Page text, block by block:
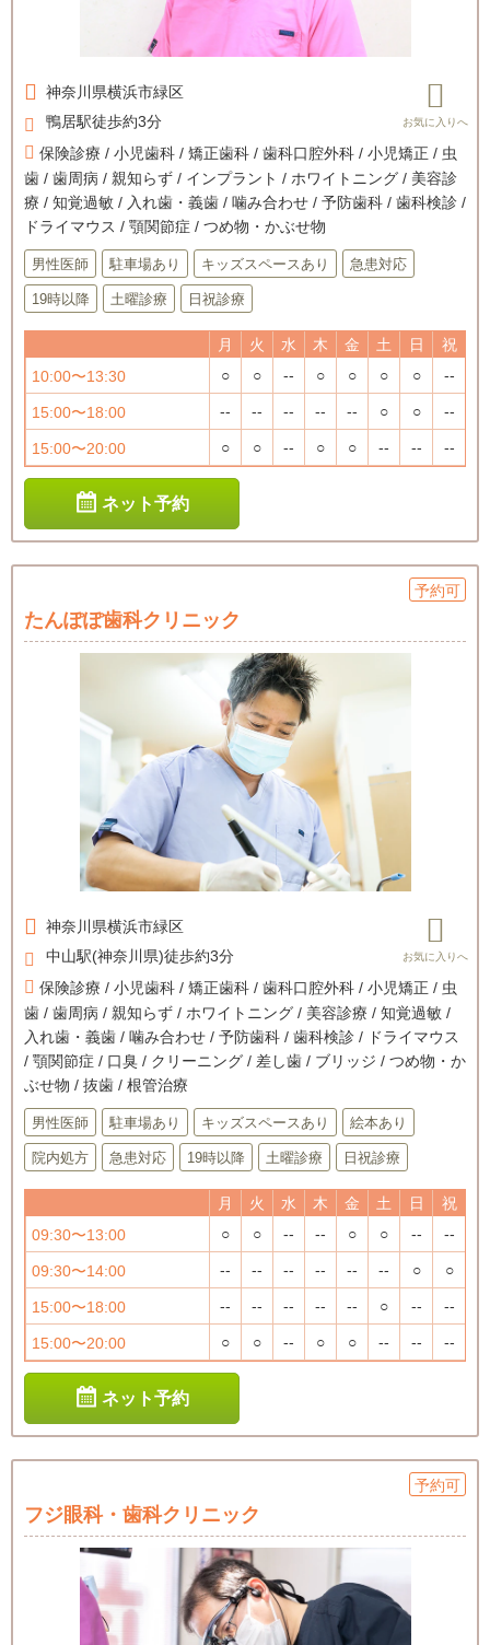
神奈川県横浜市緑区
鴨居駅徒歩約3分
保険診療 / 小児歯科 / 矯正歯科 / 歯科口腔外科 / 小児矯正 / 虫
歯 / 歯周病 / 親知らず / インプラント / ホワイトニング / 美容診
療 / 知覚過敏 / 入れ歯・義歯 / 噛み合わせ / 予防歯科 / 歯科検診 /
ドライマウス / 顎関節症 / つめ物・かぶせ物
男性医師 駐車場あり キッズスペースあり 急患対応
19時以降 土曜診療 日祝診療
月 火 水 木 金 土 日
祝
10:00〜13:30
○ ○ -- ○ ○ ○ ○ --
15:00〜18:00 -- -- -- -- -- ○ ○ --
15:00〜20:00 ○ ○ -- ○ ○ -- -- --
ネット予約
予約可
たんぽぽ歯科クリニック
神奈川県横浜市緑区
中山駅(神奈川県)徒歩約3分
保険診療 / 小児歯科 / 矯正歯科 / 歯科口腔外科 / 小児矯正 / 虫
歯 / 歯周病 / 親知らず / ホワイトニング / 美容診療 / 知覚過敏 /
入れ歯・義歯 / 噛み合わせ / 予防歯科 / 歯科検診 / ドライマウス
/ 顎関節症 / 口臭 / クリーニング / 差し歯 / ブリッジ / つめ物・か
ぶせ物 / 抜歯 / 根管治療
男性医師 駐車場あり キッズスペースあり 絵本あり
院内処方 急患対応 19時以降 土曜診療 日祝診療
月 火 水 木 金 土 日
祝
09:30〜13:00
○ ○ -- -- ○ ○ -- --
09:30〜14:00 -- -- -- -- -- -- ○ ○
15:00〜18:00 -- -- -- -- -- ○ -- --
15:00〜20:00 ○ ○ -- ○ ○ -- -- --
ネット予約
予約可
フジ眼科・歯科クリニック